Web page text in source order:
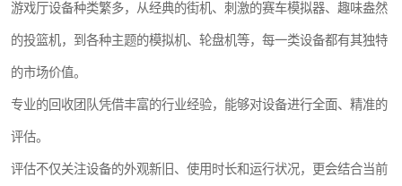
游戏厅设备种类繁多，从经典的街机、刺激的赛车模拟器、趣味盎然
的投篮机，到各种主题的模拟机、轮盘机等，每一类设备都有其独特
的市场价值。
专业的回收团队凭借丰富的行业经验，能够对设备进行全面、精准的
评估。
评估不仅关注设备的外观新旧、使用时长和运行状况，更会结合当前